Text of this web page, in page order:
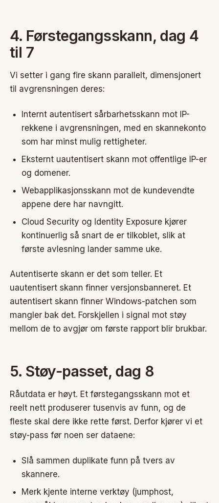
4. Førstegangsskann, dag 4
til 7
Vi setter i gang fire skann parallelt, dimensjonert
til avgrensningen deres:
Internt autentisert sårbarhetsskann mot IP-
rekkene i avgrensningen, med en skannekonto
som har minst mulig rettigheter.
Eksternt uautentisert skann mot offentlige IP-er
og domener.
Webapplikasjonsskann mot de kundevendte
appene dere har navngitt.
Cloud Security og Identity Exposure kjører
kontinuerlig så snart de er tilkoblet, slik at
første avlesning lander samme uke.
Autentiserte skann er det som teller. Et
uautentisert skann finner versjonsbanneret. Et
autentisert skann finner Windows-patchen som
mangler bak det. Forskjellen i signal mot støy
mellom de to avgjør om første rapport blir brukbar.
5. Støy-passet, dag 8
Råutdata er høyt. Et førstegangsskann mot et
reelt nett produserer tusenvis av funn, og de
fleste skal dere ikke rette først. Derfor kjører vi et
støy-pass før noen ser dataene:
Slå sammen duplikate funn på tvers av
skannere.
Merk kjente interne verktøy (jumphost,